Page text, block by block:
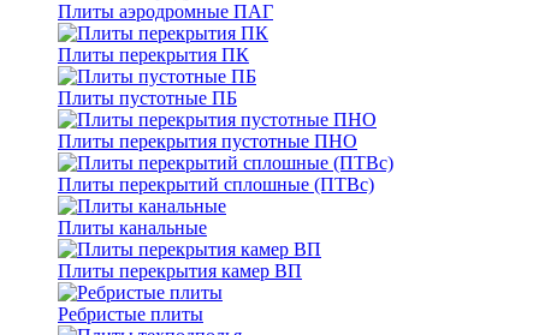
Плиты аэродромные ПАГ
Плиты перекрытия ПК
Плиты пустотные ПБ
Плиты перекрытия пустотные ПНО
Плиты перекрытий сплошные (ПТВс)
Плиты канальные
Плиты перекрытия камер ВП
Ребристые плиты